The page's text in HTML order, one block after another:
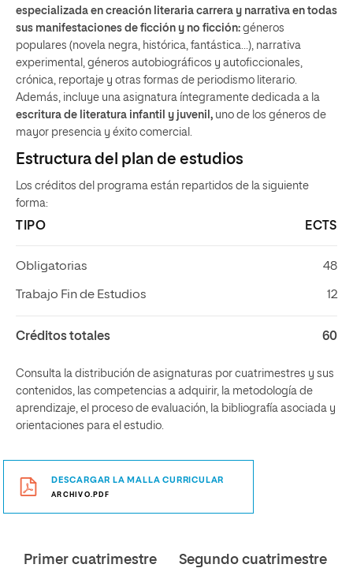
especializada en creación literaria carrera y narrativa en todas
sus manifestaciones de ficción y no ficción: géneros
populares (novela negra, histórica, fantástica…), narrativa
experimental, géneros autobiográficos y autoficcionales,
crónica, reportaje y otras formas de periodismo literario.
Además, incluye una asignatura íntegramente dedicada a la
escritura de literatura infantil y juvenil, uno de los géneros de
mayor presencia y éxito comercial.
Estructura del plan de estudios
Los créditos del programa están repartidos de la siguiente
forma:
TIPO ECTS
Obligatorias 48
Trabajo Fin de Estudios 12
Créditos totales 60
Consulta la distribución de asignaturas por cuatrimestres y sus
contenidos, las competencias a adquirir, la metodología de
aprendizaje, el proceso de evaluación, la bibliografía asociada y
orientaciones para el estudio.
DESCARGAR LA MALLA CURRICULAR
ARCHIVO.PDF
Primer cuatrimestre Segundo cuatrimestre